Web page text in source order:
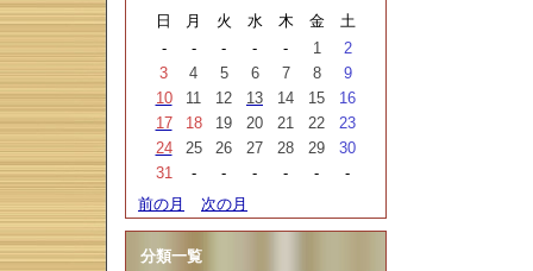
日
月 火 水 木 金
土
-
- - - - 1
2
3
4 5 6 7 8
9
10
11 12 13 14 15
16
17
18 19 20 21 22
23
24
25 26 27 28 29
30
31
- - - - -
-
前の月
次の月
分類一覧